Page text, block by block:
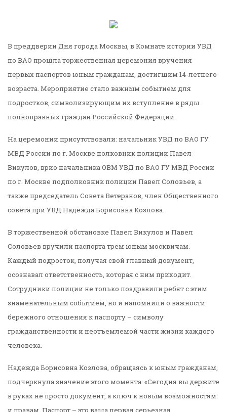
В преддверии Дня города Москвы, в Комнате истории УВД
по ВАО прошла торжественная церемония вручения
первых паспортов юным гражданам, достигшим 14-летнего
возраста. Мероприятие стало важным событием для
подростков, символизирующим их вступление в ряды
полноправных граждан Российской Федерации.
На церемонии присутствовали: начальник УВД по ВАО ГУ
МВД России по г. Москве полковник полиции Павел
Викулов, врио начальника ОВМ УВД по ВАО ГУ МВД России
по г. Москве подполковник полиции Павел Соловьев, а
также председатель Совета Ветеранов, член Общественного
совета при УВД Надежда Борисовна Козлова.
В торжественной обстановке Павел Викулов и Павел
Соловьев вручили паспорта трем юным москвичам.
Каждый подросток, получая свой главный документ,
осознавал ответственность, которая с ним приходит.
Сотрудники полиции не только поздравили ребят с этим
знаменательным событием, но и напомнили о важности
бережного отношения к паспорту – символу
гражданственности и неотъемлемой части жизни каждого
человека.
Надежда Борисовна Козлова, обращаясь к юным гражданам,
подчеркнула значение этого момента: «Сегодня вы держите
в руках не просто документ, а ключ к новым возможностям
и правам. Паспорт – это ваша первая серьезная